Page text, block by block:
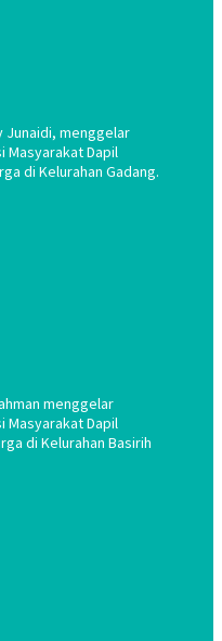
Junaidi, menggelar
Masyarakat Dapil
di Kelurahan Gadang.
menggelar
Masyarakat Dapil
di Kelurahan Basirih